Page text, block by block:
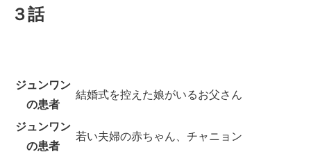
３話
ジュンワン
の患者
結婚式を控えた娘がいるお父さん
ジュンワン
の患者
若い夫婦の赤ちゃん、チャニョン